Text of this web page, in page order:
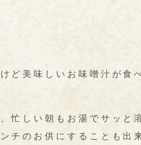
ど美味しいお味噌汁が食
忙しい朝もお湯でサッと
チのお供にすることも出